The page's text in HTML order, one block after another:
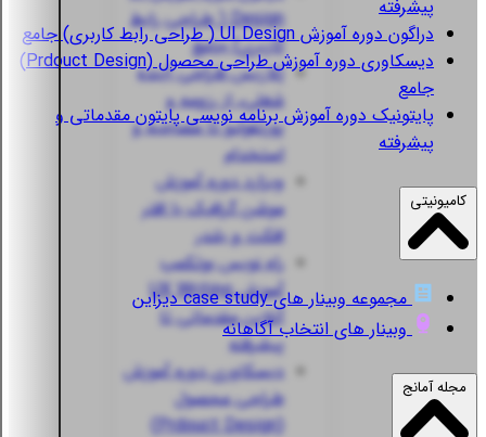
Design ( طراحی رابط
کاربری) جامع
پُلاریسطراحی آینده
شغلی، از رزومه و
پورتفولیو تا مصاحبه و
استخدام
ویزارددوره آموزش
موشن گرافیک با افتر
افکت و بلندر
راه نویسبوتکمپ
آموزش UX Writing
آنلاین مقدماتی تا
پیشرفته
دیسکاوریدوره آموزش
طراحی محصول
پیشرفته
دراگوندوره آموزش UI Design ( طراحی رابط کاربری) جامع
دیسکاوری
دوره آموزش طراحی محصول (Prdouct Design)
جامع
پایتونیکدوره آموزش برنامه نویسی پایتون مقدماتی و
پیشرفته
کامیونیتی
مجموعه وبینار های case study دیزاین
وبینار های انتخاب آگاهانه
مجله آمانج